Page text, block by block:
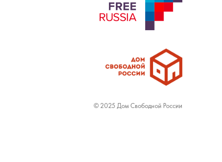
© 2025 Дом Свободной России